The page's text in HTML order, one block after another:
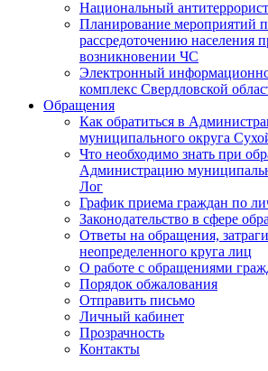
Национальный
Планирование мероприятий
рассредоточению населения
возникновении ЧС
Электронный
комплекс Свердловской
Обращения
Как обратиться в
муниципального округа
Что необходимо знать при
Администрацию
Лог
График приема граждан по
Законодательство в сфере
Ответы на обращения,
неопределенного круга лиц
О работе с обращениями
Порядок обжалования
Отправить письмо
Личный кабинет
Прозрачность
Контакты